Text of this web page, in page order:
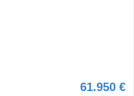
61.950 €